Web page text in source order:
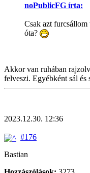
noPublicFG írta:
Csak azt
óta?
Akkor van ruhában
felveszi. Egyébként sál
2023.12.30. 12:36
#176
Bastian